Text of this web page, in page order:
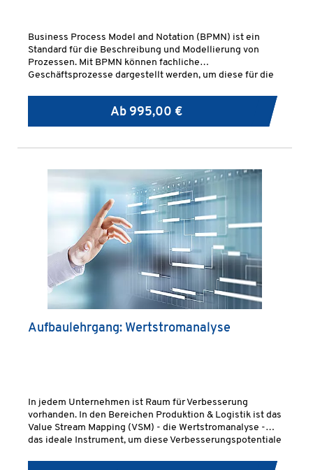
Business Process Model and Notation (BPMN) ist ein
Standard für die Beschreibung und Modellierung von
Prozessen. Mit BPMN können fachliche
Geschäftsprozesse dargestellt werden, um diese für die
Ab 995,00 €
Aufbaulehrgang: Wertstromanalyse
In jedem Unternehmen ist Raum für Verbesserung
vorhanden. In den Bereichen Produktion & Logistik ist das
Value Stream Mapping (VSM) - die Wertstromanalyse -
das ideale Instrument, um diese Verbesserungspotentiale